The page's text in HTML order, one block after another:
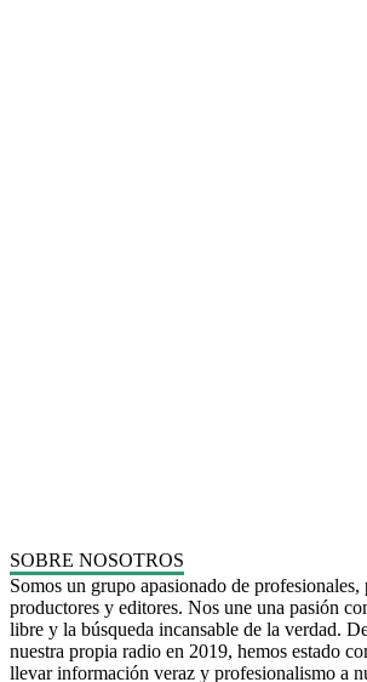
SOBRE NOSOTROS
Somos un grupo apasionado de profesionales,
productores y editores. Nos une una pasión
libre y la búsqueda incansable de la verdad.
nuestra propia radio en 2019, hemos estado
llevar información veraz y profesionalismo a